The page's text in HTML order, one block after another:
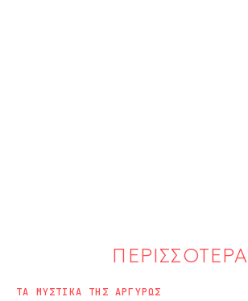
ΠΕΡΙΣΣΟΤΕΡΑ
ΤΑ ΜΥΣΤΙΚΑ ΤΗΣ ΑΡΓΥΡΩΣ